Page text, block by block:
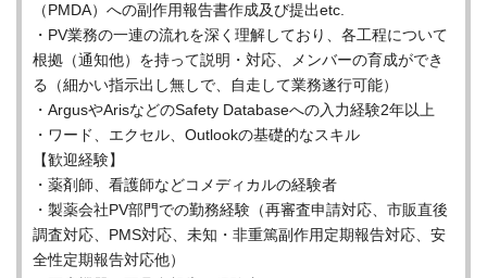
（PMDA）への副作用報告書作成及び提出etc.
・PV業務の一連の流れを深く理解しており、各工程について
根拠（通知他）を持って説明・対応、メンバーの育成ができ
る（細かい指示出し無しで、自走して業務遂行可能）
・ArgusやArisなどのSafety Databaseへの入力経験2年以上
・ワード、エクセル、Outlookの基礎的なスキル
【歓迎経験】
・薬剤師、看護師などコメディカルの経験者
・製薬会社PV部門での勤務経験（再審査申請対応、市販直後
調査対応、PMS対応、未知・非重篤副作用定期報告対応、安
全性定期報告対応他）